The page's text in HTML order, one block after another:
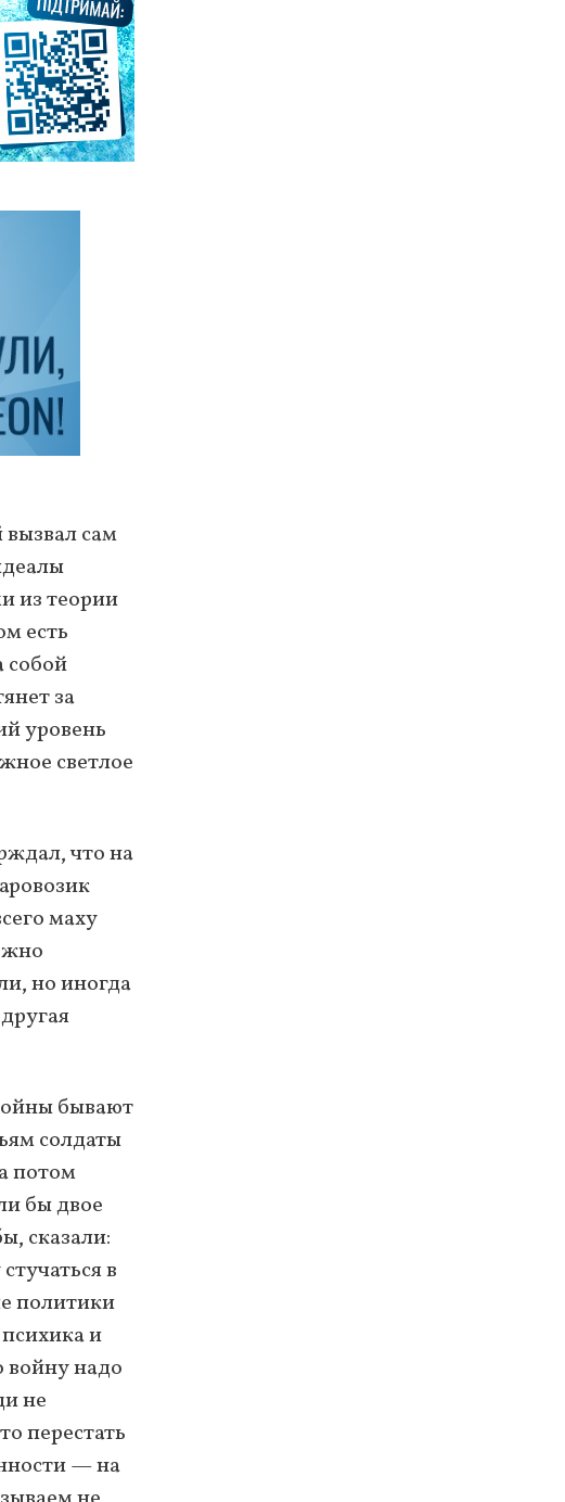
вызвал сам
из теории
есть
собой
за
уровень
светлое
что на
маху
но иногда
бывают
солдаты
потом
бы двое
сказали:
в
политики
и
войну надо
не
перестать
— на